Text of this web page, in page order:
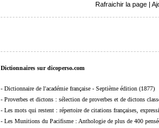
Rafraichir la page
Dictionnaires sur dicoperso.com
- Dictionnaire de l'académie française - Septième édition (1877)
- Proverbes et dictons : sélection de proverbes et de dictons
- Les mots qui restent : répertoire de citations françaises,
- Les Munitions du Pacifisme : Anthologie de plus de 400